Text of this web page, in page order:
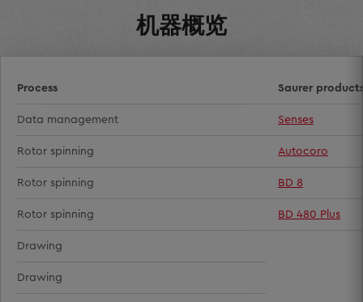
机器概览
Process Saurer
Data management Senses
Rotor spinning Autocoro
Rotor spinning BD 8
Rotor spinning BD 480 Plus
Drawing
Drawing